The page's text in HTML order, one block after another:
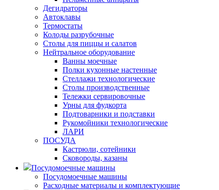
Дегидраторы
Автоклавы
Термостаты
Колоды разрубочные
Столы для пиццы и салатов
Нейтральное оборудование
Ванны моечные
Полки кухонные настенные
Стеллажи технологические
Столы производственные
Тележки сервировочные
Урны для фудкорта
Подтоварники и подставки
Рукомойники технологические
ЛАРИ
ПОСУДА
Кастрюли, сотейники
Сковороды, казаны
Посудомоечные машины
Посудомоечные машины
Расходные материалы и комплектующие